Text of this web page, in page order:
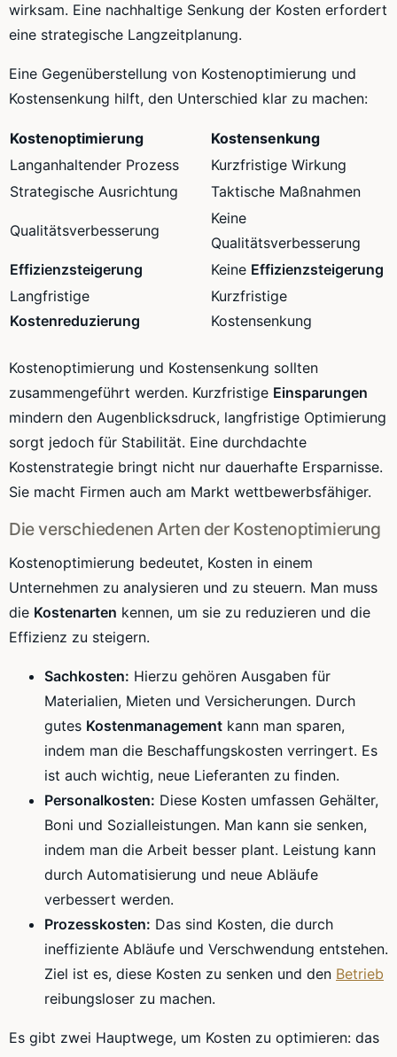
wirksam. Eine nachhaltige Senkung der Kosten erfordert
eine strategische Langzeitplanung.
Eine Gegenüberstellung von Kostenoptimierung und
Kostensenkung hilft, den Unterschied klar zu machen:
Kostenoptimierung
Kostensenkung
Langanhaltender Prozess
Kurzfristige Wirkung
Strategische Ausrichtung
Taktische Maßnahmen
Qualitätsverbesserung
Keine
Qualitätsverbesserung
Effizienzsteigerung
Keine Effizienzsteigerung
Langfristige
Kostenreduzierung
Kurzfristige
Kostensenkung
Kostenoptimierung und Kostensenkung sollten
zusammengeführt werden. Kurzfristige Einsparungen
mindern den Augenblicksdruck, langfristige Optimierung
sorgt jedoch für Stabilität. Eine durchdachte
Kostenstrategie bringt nicht nur dauerhafte Ersparnisse.
Sie macht Firmen auch am Markt wettbewerbsfähiger.
Die verschiedenen Arten der Kostenoptimierung
Kostenoptimierung bedeutet, Kosten in einem
Unternehmen zu analysieren und zu steuern. Man muss
die Kostenarten kennen, um sie zu reduzieren und die
Effizienz zu steigern.
Sachkosten: Hierzu gehören Ausgaben für
Materialien, Mieten und Versicherungen. Durch
gutes Kostenmanagement kann man sparen,
indem man die Beschaffungskosten verringert. Es
ist auch wichtig, neue Lieferanten zu finden.
Personalkosten: Diese Kosten umfassen Gehälter,
Boni und Sozialleistungen. Man kann sie senken,
indem man die Arbeit besser plant. Leistung kann
durch Automatisierung und neue Abläufe
verbessert werden.
Prozesskosten: Das sind Kosten, die durch
ineffiziente Abläufe und Verschwendung entstehen.
Ziel ist es, diese Kosten zu senken und den Betrieb
reibungsloser zu machen.
Es gibt zwei Hauptwege, um Kosten zu optimieren: das